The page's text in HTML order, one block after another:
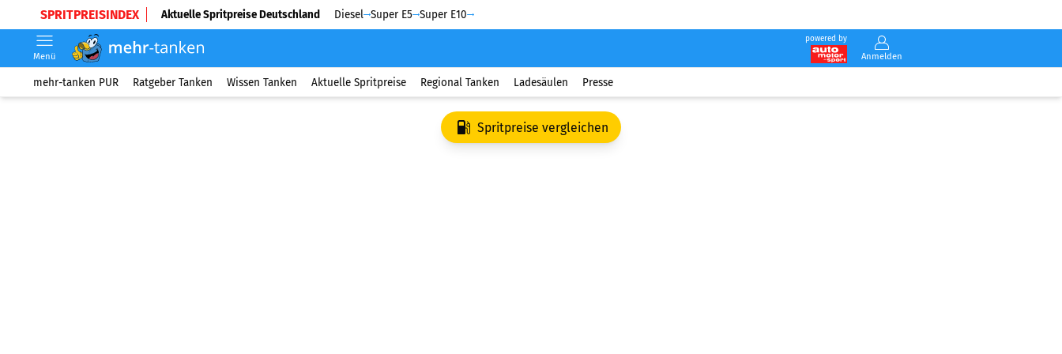
SPRITPREISINDEX Aktuelle Spritpreise Deutschland Diesel Super E5 Super E10
powered by
Anmelden
Menü
mehr-tanken PUR Ratgeber Tanken Wissen Tanken Aktuelle Spritpreise Regional Tanken Ladesäulen Presse
Spritpreise vergleichen